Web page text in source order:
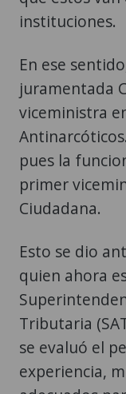
instituciones.
En ese
juramentada
viceministra
pues la
primer
Ciudadana.
Esto se dio
quien ahora
Tributaria
se evaluó el
experiencia,